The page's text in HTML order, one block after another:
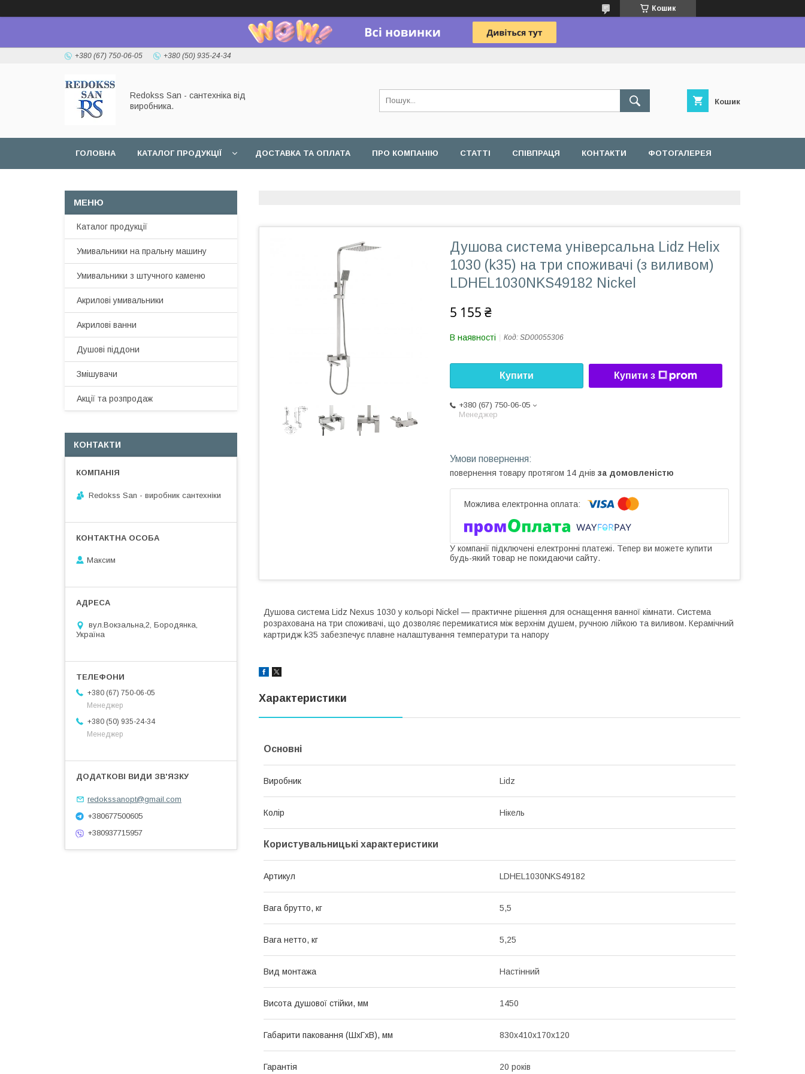
Кошик
+380 (67) 750-06-05 +380 (50) 935-24-34
Redokss San - сантехніка від
виробника.
Кошик
ГОЛОВНА КАТАЛОГ ПРОДУКЦІЇ ДОСТАВКА ТА ОПЛАТА ПРО КОМПАНІЮ СТАТТІ СПІВПРАЦЯ КОНТАКТИ ФОТОГАЛЕРЕЯ
Душова система універсальна Lidz Helix
1030 (k35) на три споживачі (з виливом)
LDHEL1030NKS49182 Nickel
5 155 ₴
В наявності Код: SD00055306
Купити Купити з
+380 (67) 750-06-05
Менеджер
повернення товару протягом 14 днів за домовленістю
У компанії підключені електронні платежі. Тепер ви можете купити
будь-який товар не покидаючи сайту.
Душова система Lidz Nexus 1030 у кольорі Nickel — практичне рішення для оснащення ванної кімнати. Система
розрахована на три споживачі, що дозволяє перемикатися між верхнім душем, ручною лійкою та виливом. Керамічний
картридж k35 забезпечує плавне налаштування температури та напору
Характеристики
Основні
Виробник Lidz
Колір Нікель
Користувальницькі характеристики
Артикул LDHEL1030NKS49182
Вага брутто, кг 5,5
Вага нетто, кг 5,25
Вид монтажа Настінний
Висота душової стійки, мм 1450
Габарити паковання (ШхГхВ), мм 830х410х170х120
Гарантія 20 років
Каталог продукції
Умивальники на пральну машину
Умивальники з штучного каменю
Акрилові умивальники
Акрилові ванни
Душові піддони
Змішувачи
Акції та розпродаж
КОНТАКТИ
Redokss San - виробник сантехніки
Максим
вул.Вокзальна,2, Бородянка,
Україна
+380 (67) 750-06-05
Менеджер
+380 (50) 935-24-34
Менеджер
redokssanopt@gmail.com
+380677500605
+380937715957